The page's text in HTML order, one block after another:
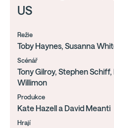
US
Režie
Toby Haynes, Susanna
Scénář
Tony Gilroy, Stephen
Willimon
Produkce
Kate Hazell a David Meanti
Hrají